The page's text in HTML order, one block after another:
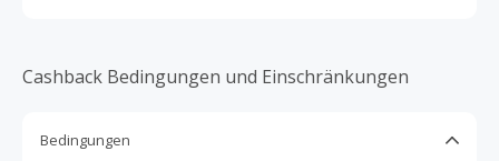
Cashback Bedingungen und Einschränkungen
Bedingungen